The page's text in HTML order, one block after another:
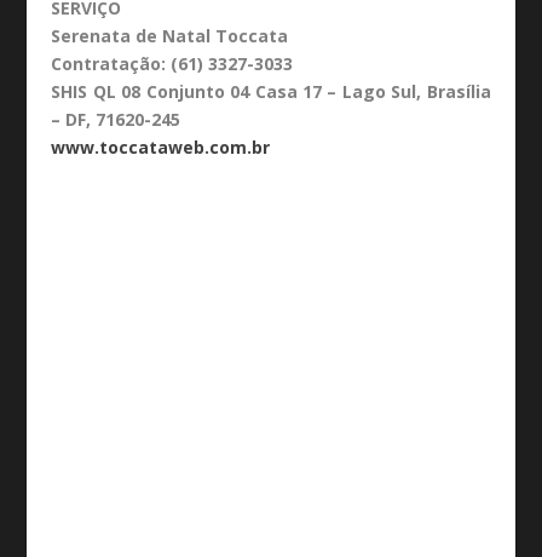
SERVIÇO
Serenata de Natal Toccata
Contratação: (61) 3327-3033
SHIS QL 08 Conjunto 04 Casa 17 – Lago Sul, Brasília
– DF, 71620-245
www.toccataweb.com.br